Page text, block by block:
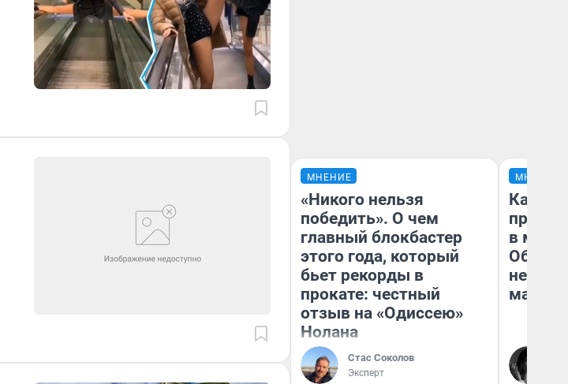
МНЕНИЕ
«Никого нельзя
победить». О чем
главный блокбастер
этого года, который
бьет рекорды в
прокате: честный
отзыв на «Одиссею»
Нолана
Стас Соколов
Эксперт
МНЕНИЕ
Какие
в
Обзор